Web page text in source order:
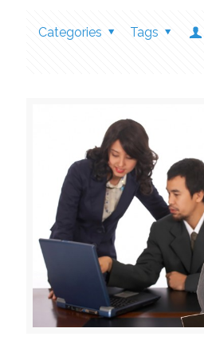
Categories Tags